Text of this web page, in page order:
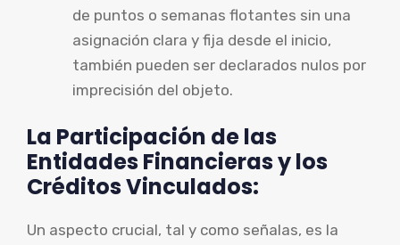
de puntos o semanas flotantes sin una
asignación clara y fija desde el inicio,
también pueden ser declarados nulos por
imprecisión del objeto.
La Participación de las
Entidades Financieras y los
Créditos Vinculados:
Un aspecto crucial, tal y como señalas, es la